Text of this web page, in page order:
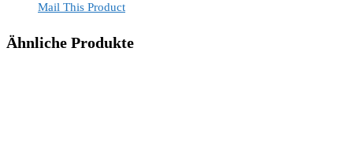
Mail This Product
Ähnliche Produkte